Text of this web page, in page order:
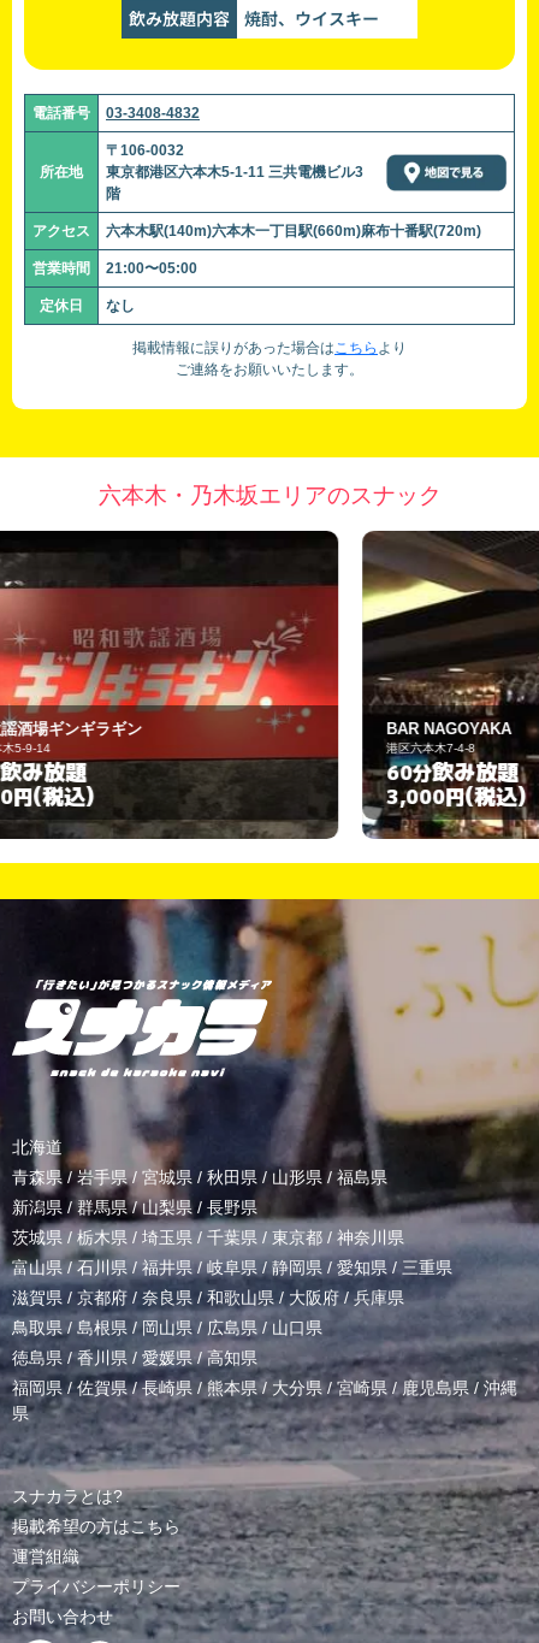
飲み放題内容 焼酎、ウイスキー
電話番号 03-3408-4832
所在地
〒106-0032
東京都港区六本木5-1-11 三共電機ビル3
階
アクセス 六本木駅(140m)六本木一丁目駅(660m)麻布十番駅(720m)
営業時間 21:00〜05:00
定休日 なし
掲載情報に誤りがあった場合はこちら より
ご連絡をお願いいたします。
六本木・乃木坂エリアのスナック
BAR NAGOYAKA
60分飲み放題
(税込)
北海道
青森県 / 岩手県/ 宮城県 / 秋田県 / 山形県/ 福島県
新潟県 /群馬県/山梨県 / 長野県
茨城県 / 栃木県 / 埼玉県 / 千葉県 / 東京都 / 神奈川県
富山県 /石川県/福井県/岐阜県 / 静岡県 / 愛知県 / 三重県
滋賀県 / 京都府 / 奈良県 / 和歌山県/ 大阪府 /兵庫県
鳥取県/ 島根県 /岡山県/ 広島県 / 山口県
徳島県 /香川県 / 愛媛県/高知県
福岡県/佐賀県/長崎県 /熊本県/ 大分県/宮崎県 /鹿児島県 / 沖縄
県
スナカラとは?
掲載希望の方はこちら
運営組織
プライバシーポリシー
お問い合わせ